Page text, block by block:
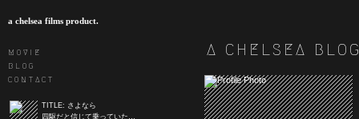
A CHELSEA
a chelsea films product.
MOVIE
BLOG
CONTACT
TITLE: さよなら
四駆だと信じて乗っていた…